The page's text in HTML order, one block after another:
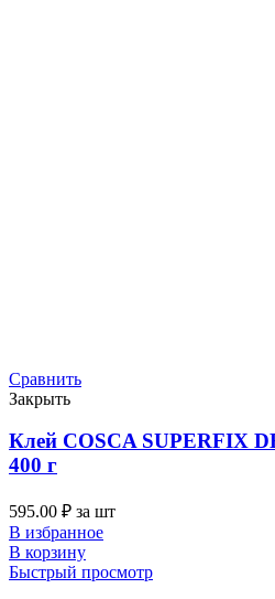
Сравнить
Закрыть
Клей COSCA SUPERFIX
400 г
595.00 ₽ за шт
В избранное
В корзину
Быстрый просмотр